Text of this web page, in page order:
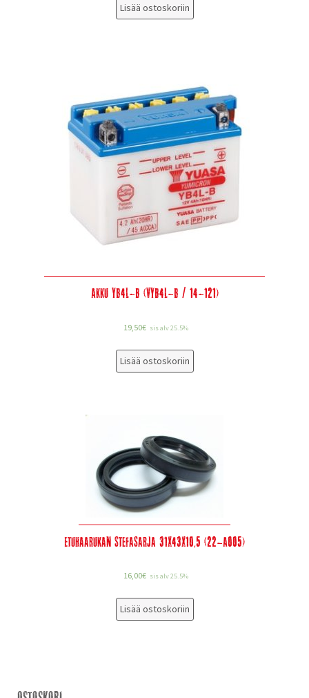
Lisää ostoskoriin
Akku YB4L-B (VYB4L-B / 14-121)
19,50€ sis alv 25.5%
Lisää ostoskoriin
Etuhaarukan stefasarja 31x43x10,5 (22-A005)
16,00€ sis alv 25.5%
Lisää ostoskoriin